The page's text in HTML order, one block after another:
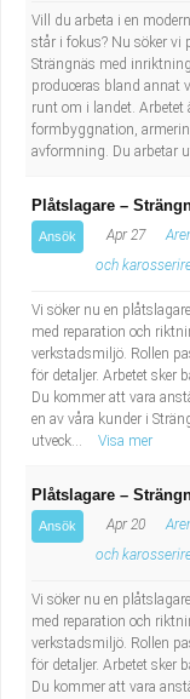
Vill du arbeta i en
står i fokus? Nu söker vi
Strängnäs med
produceras bland annat
runt om i landet. Arbetet
formbyggnation,
avformning. Du arbetar
Plåtslagare –
Ansök Apr 27
och
Vi söker nu en
med reparation och
verkstadsmiljö. Rollen
för detaljer. Arbetet sker
Du kommer att vara
en av våra kunder i
utveck...
Visa mer
Plåtslagare –
Ansök Apr 20
och
Vi söker nu en
med reparation och
verkstadsmiljö. Rollen
för detaljer. Arbetet sker
Du kommer att vara